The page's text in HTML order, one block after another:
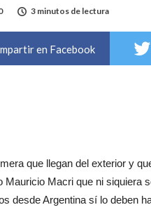
3 minutos de lectura
en Facebook
que llegan del exterior y
Mauricio Macri que ni siquiera
desde Argentina sí lo deben